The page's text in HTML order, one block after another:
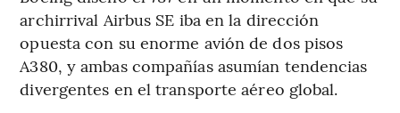
archirrival Airbus SE iba en la dirección
opuesta con su enorme avión de dos pisos
A380, y ambas compañías asumían tendencias
divergentes en el transporte aéreo global.